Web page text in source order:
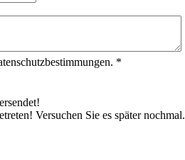
*
Versuchen Sie es später nochmal.